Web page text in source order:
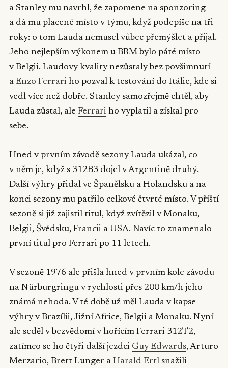
a Stanley mu navrhl, že zapomene na sponzoring
a dá mu placené místo v týmu, když podepíše na tři
roky: o tom Lauda nemusel vůbec přemýšlet a přijal.
Jeho nejlepším výkonem u BRM bylo páté místo
v Belgii. Laudovy kvality nezůstaly bez povšimnutí
a Enzo Ferrari ho pozval k testování do Itálie, kde si
vedl více než dobře. Stanley samozřejmě chtěl, aby
Lauda zůstal, ale Ferrari ho vyplatil a získal pro
sebe.
Hned v prvním závodě sezony Lauda ukázal, co
v něm je, když s 312B3 dojel v Argentině druhý.
Další výhry přidal ve Španělsku a Holandsku a na
konci sezony mu patřilo celkové čtvrté místo. V příští
sezoně si již zajistil titul, když zvítězil v Monaku,
Belgii, Švédsku, Francii a USA. Navíc to znamenalo
první titul pro Ferrari po 11 letech.
V sezoně 1976 ale přišla hned v prvním kole závodu
na Nürburgringu v rychlosti přes 200 km/h jeho
známá nehoda. V té době už měl Lauda v kapse
výhry v Brazílii, Jižní Africe, Belgii a Monaku. Nyní
ale seděl v bezvědomí v hořícím Ferrari 312T2,
zatímco se ho čtyři další jezdci Guy Edwards, Arturo
Merzario, Brett Lunger a Harald Ertl snažili